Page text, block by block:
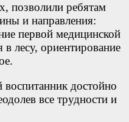
позволили ребятам
и направления:
первой медицинской
лесу, ориентирование
достойно
все трудности и